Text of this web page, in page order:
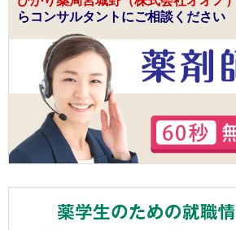
らコンサルタントにご相談ください